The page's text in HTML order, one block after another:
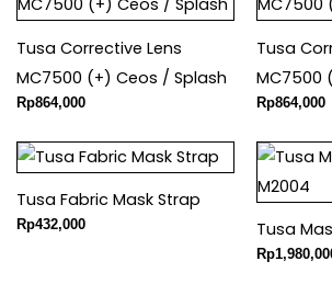
Tusa Corrective Lens
MC7500 (+) Ceos / Splash
Rp864,000
Tusa
MC7500
Rp864,000
Tusa Fabric Mask Strap
Rp432,000 Tusa
Rp